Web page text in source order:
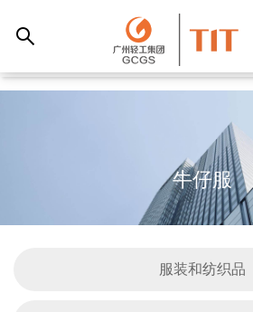
牛仔服
服装和纺织品